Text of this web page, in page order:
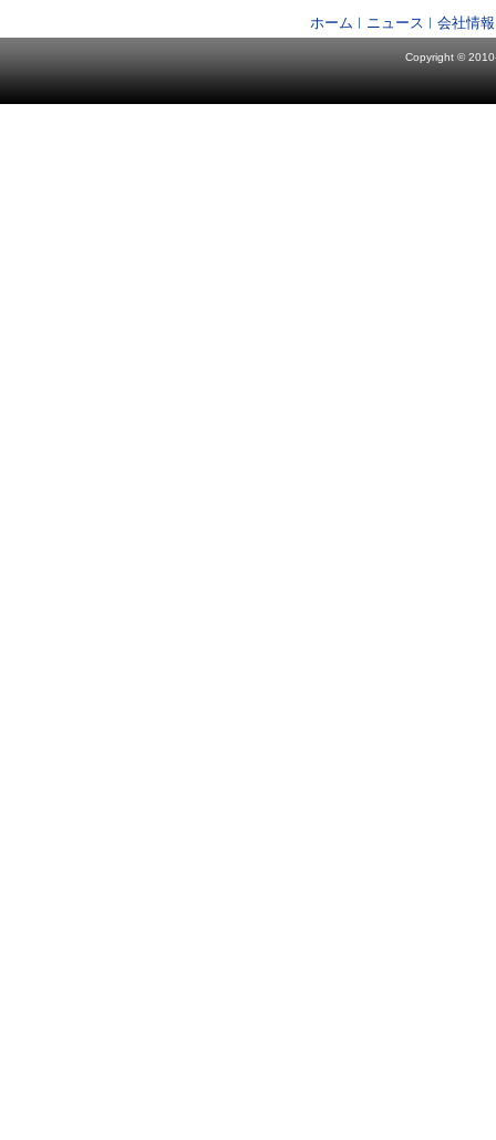
ホーム ニュース 会社情報
Copyright ©